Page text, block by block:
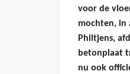
voor de
mochten, in
Philtjens,
betonplaat
nu ook